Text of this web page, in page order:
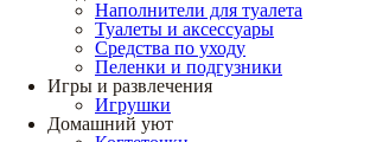
Наполнители для туалета
Туалеты и аксессуары
Средства по уходу
Пеленки и подгузники
Игры и развлечения
Игрушки
Домашний уют